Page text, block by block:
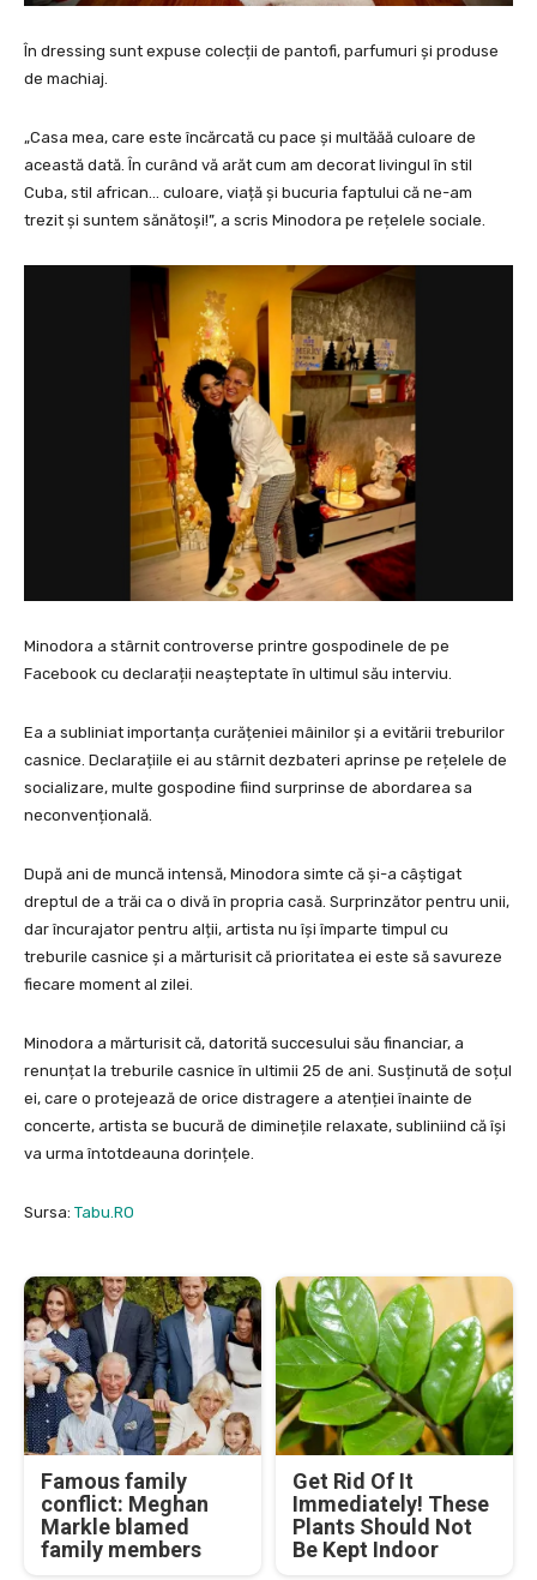
În dressing sunt expuse colecții de pantofi, parfumuri și produse
de machiaj.
„Casa mea, care este încărcată cu pace și multăăă culoare de
această dată. În curând vă arăt cum am decorat livingul în stil
Cuba, stil african… culoare, viață și bucuria faptului că ne-am
trezit și suntem sănătoși!”, a scris Minodora pe rețelele sociale.
Minodora a stârnit controverse printre gospodinele de pe
Facebook cu declarații neașteptate în ultimul său interviu.
Ea a subliniat importanța curățeniei mâinilor și a evitării treburilor
casnice. Declarațiile ei au stârnit dezbateri aprinse pe rețelele de
socializare, multe gospodine fiind surprinse de abordarea sa
neconvențională.
După ani de muncă intensă, Minodora simte că și-a câștigat
dreptul de a trăi ca o divă în propria casă. Surprinzător pentru unii,
dar încurajator pentru alții, artista nu își împarte timpul cu
treburile casnice și a mărturisit că prioritatea ei este să savureze
fiecare moment al zilei.
Minodora a mărturisit că, datorită succesului său financiar, a
renunțat la treburile casnice în ultimii 25 de ani. Susținută de soțul
ei, care o protejează de orice distragere a atenției înainte de
concerte, artista se bucură de diminețile relaxate, subliniind că își
va urma întotdeauna dorințele.
Sursa: Tabu.RO
Famous family
conflict: Meghan
Markle blamed
family members
Get Rid Of It
Immediately! These
Plants Should Not
Be Kept Indoor